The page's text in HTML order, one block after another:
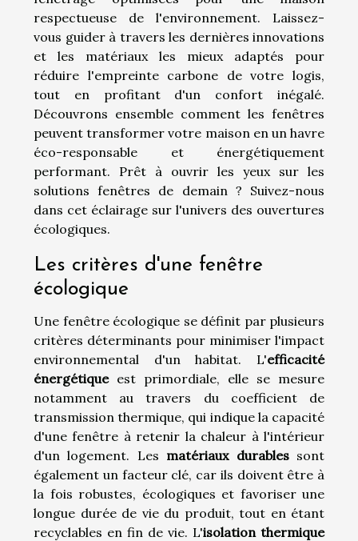
respectueuse de l'environnement. Laissez-
vous guider à travers les dernières innovations
et les matériaux les mieux adaptés pour
réduire l'empreinte carbone de votre logis,
tout en profitant d'un confort inégalé.
Découvrons ensemble comment les fenêtres
peuvent transformer votre maison en un havre
éco-responsable et énergétiquement
performant. Prêt à ouvrir les yeux sur les
solutions fenêtres de demain ? Suivez-nous
dans cet éclairage sur l'univers des ouvertures
écologiques.
Les critères d'une fenêtre
écologique
Une fenêtre écologique se définit par plusieurs
critères déterminants pour minimiser l'impact
environnemental d'un habitat. L'efficacité
énergétiqueest primordiale, elle se mesure
notamment au travers du coefficient de
transmission thermique, qui indique la capacité
d'une fenêtre à retenir la chaleur à l'intérieur
d'un logement. Les matériaux durablessont
également un facteur clé, car ils doivent être à
la fois robustes, écologiques et favoriser une
longue durée de vie du produit, tout en étant
recyclables en fin de vie. L'isolation thermique